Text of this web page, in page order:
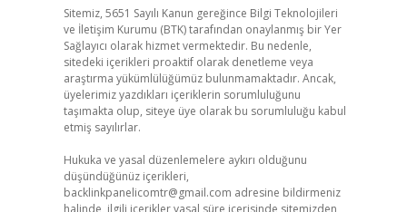
Sitemiz, 5651 Sayılı Kanun gereğince Bilgi Teknolojileri
ve İletişim Kurumu (BTK) tarafından onaylanmış bir Yer
Sağlayıcı olarak hizmet vermektedir. Bu nedenle,
sitedeki içerikleri proaktif olarak denetleme veya
araştırma yükümlülüğümüz bulunmamaktadır. Ancak,
üyelerimiz yazdıkları içeriklerin sorumluluğunu
taşımakta olup, siteye üye olarak bu sorumluluğu kabul
etmiş sayılırlar.
Hukuka ve yasal düzenlemelere aykırı olduğunu
düşündüğünüz içerikleri,
backlinkpanelicomtr@gmail.com adresine bildirmeniz
halinde, ilgili içerikler yasal süre içerisinde sitemizden